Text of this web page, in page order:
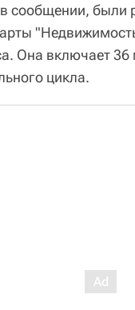
сообщении, были
Она включает
цикла.